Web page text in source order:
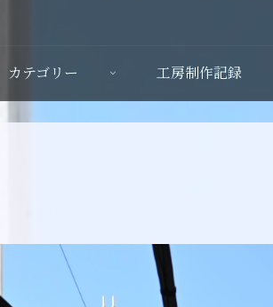
カテゴリー 工房制作記録